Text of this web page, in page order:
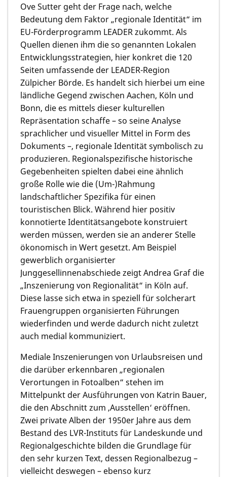
Ove Sutter geht der Frage nach, welche
Bedeutung dem Faktor „regionale Identität“ im
EU-Förderprogramm LEADER zukommt. Als
Quellen dienen ihm die so genannten Lokalen
Entwicklungsstrategien, hier konkret die 120
Seiten umfassende der LEADER-Region
Zülpicher Börde. Es handelt sich hierbei um eine
ländliche Gegend zwischen Aachen, Köln und
Bonn, die es mittels dieser kulturellen
Repräsentation schaffe – so seine Analyse
sprachlicher und visueller Mittel in Form des
Dokuments –, regionale Identität symbolisch zu
produzieren. Regionalspezifische historische
Gegebenheiten spielten dabei eine ähnlich
große Rolle wie die (Um-)Rahmung
landschaftlicher Spezifika für einen
touristischen Blick. Während hier positiv
konnotierte Identitätsangebote konstruiert
werden müssen, werden sie an anderer Stelle
ökonomisch in Wert gesetzt. Am Beispiel
gewerblich organisierter
Junggesellinnenabschiede zeigtAndrea Graf die
„Inszenierung von Regionalität“ in Köln auf.
Diese lasse sich etwa in speziell für solcherart
Frauengruppen organisierten Führungen
wiederfinden und werde dadurch nicht zuletzt
auch medial kommuniziert.
Mediale Inszenierungen von Urlaubsreisen und
die darüber erkennbaren „regionalen
Verortungen in Fotoalben“ stehen im
Mittelpunkt der Ausführungen von Katrin Bauer,
die den Abschnitt zum ‚Ausstellen‘ eröffnen.
Zwei private Alben der 1950er Jahre aus dem
Bestand des LVR-Instituts für Landeskunde und
Regionalgeschichte bilden die Grundlage für
den sehr kurzen Text, dessen Regionalbezug –
vielleicht deswegen – ebenso kurz